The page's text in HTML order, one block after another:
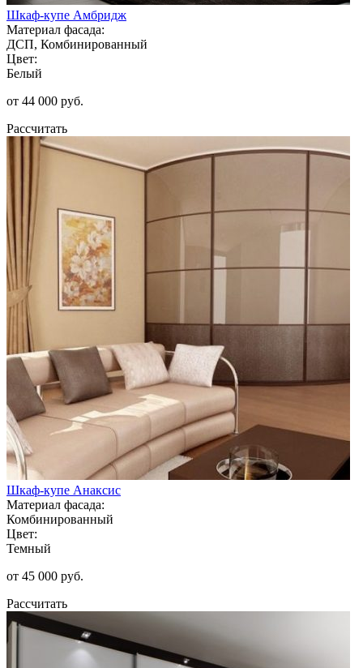
Шкаф-купе Амбридж
Материал фасада:
ДСП, Комбинированный
Цвет:
Белый
от 44 000 руб.
Рассчитать
Шкаф-купе Анаксис
Материал фасада:
Комбинированный
Цвет:
Темный
от 45 000 руб.
Рассчитать